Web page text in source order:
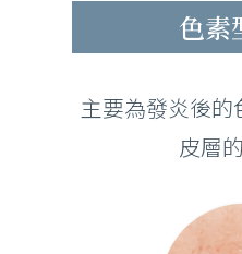
色素
主要為發炎後
皮層